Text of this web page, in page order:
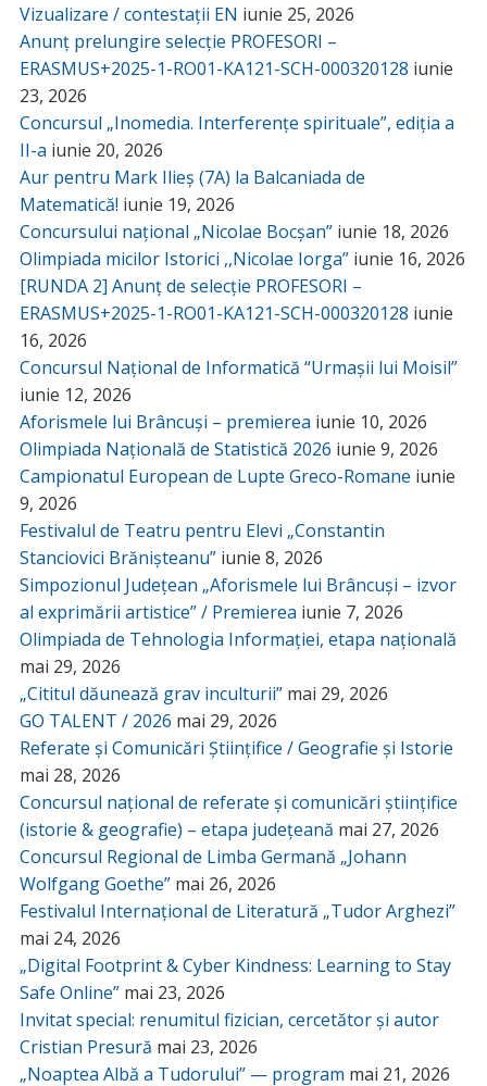
Vizualizare / contestații EN iunie 25, 2026
Anunț prelungire selecție PROFESORI –
ERASMUS+2025-1-RO01-KA121-SCH-000320128 iunie
23, 2026
Concursul „Inomedia. Interferențe spirituale”, ediția a
II-a iunie 20, 2026
Aur pentru Mark Ilieș (7A) la Balcaniada de
Matematică! iunie 19, 2026
Concursului național „Nicolae Bocșan” iunie 18, 2026
Olimpiada micilor Istorici ,,Nicolae Iorga” iunie 16, 2026
[RUNDA 2] Anunț de selecție PROFESORI –
ERASMUS+2025-1-RO01-KA121-SCH-000320128 iunie
16, 2026
Concursul Național de Informatică “Urmașii lui Moisil”
iunie 12, 2026
Aforismele lui Brâncuși – premierea iunie 10, 2026
Olimpiada Națională de Statistică 2026 iunie 9, 2026
Campionatul European de Lupte Greco-Romane iunie
9, 2026
Festivalul de Teatru pentru Elevi „Constantin
Stanciovici Brănișteanu” iunie 8, 2026
Simpozionul Județean „Aforismele lui Brâncuși – izvor
al exprimării artistice” / Premierea iunie 7, 2026
Olimpiada de Tehnologia Informației, etapa națională
mai 29, 2026
„Cititul dăunează grav inculturii” mai 29, 2026
GO TALENT / 2026 mai 29, 2026
Referate și Comunicări Științifice / Geografie și Istorie
mai 28, 2026
Concursul național de referate și comunicări științifice
(istorie & geografie) – etapa județeană mai 27, 2026
Concursul Regional de Limba Germană „Johann
Wolfgang Goethe” mai 26, 2026
Festivalul Internațional de Literatură „Tudor Arghezi”
mai 24, 2026
„Digital Footprint & Cyber Kindness: Learning to Stay
Safe Online” mai 23, 2026
Invitat special: renumitul fizician, cercetător și autor
Cristian Presură mai 23, 2026
„Noaptea Albă a Tudorului” — program mai 21, 2026